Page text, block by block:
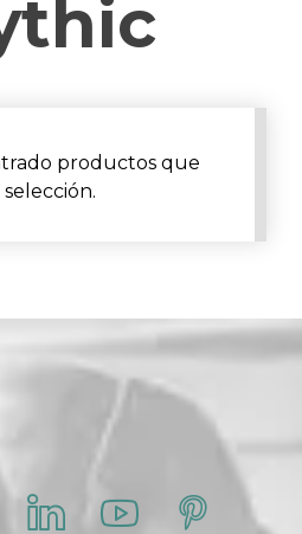
productos que